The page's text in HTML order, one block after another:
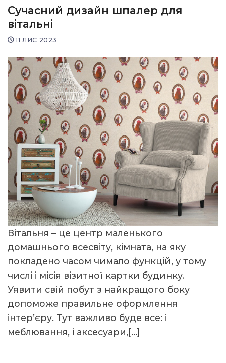
Сучасний дизайн шпалер для
вітальні
11 ЛИС 2023
Вітальня – це центр маленького
домашнього всесвіту, кімната, на яку
покладено часом чимало функцій, у тому
числі і місія візитної картки будинку.
Уявити свій побут з найкращого боку
допоможе правильне оформлення
інтер’єру. Тут важливо буде все: і
меблювання, і аксесуари,[…]